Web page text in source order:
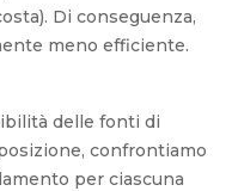
Di conseguenza,
meno efficiente.
delle fonti di
confrontiamo
per ciascuna